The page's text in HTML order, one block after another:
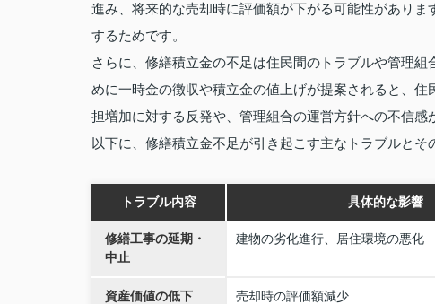
進み、将来的な売却時に評価額が下がる可能性があり
するためです。
さらに、修繕積立金の不足は住民間のトラブルや管理
めに一時金の徴収や積立金の値上げが提案されると、
担増加に対する反発や、管理組合の運営方針への不信感
以下に、修繕積立金不足が引き起こす主なトラブルとそ
トラブル内容 具体的な影響
修繕工事の延期・
中止
建物の劣化進行、居住環境の悪化
資産価値の低下 売却時の評価額減少